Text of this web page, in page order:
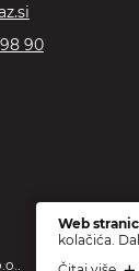
90
Web
kolačića.